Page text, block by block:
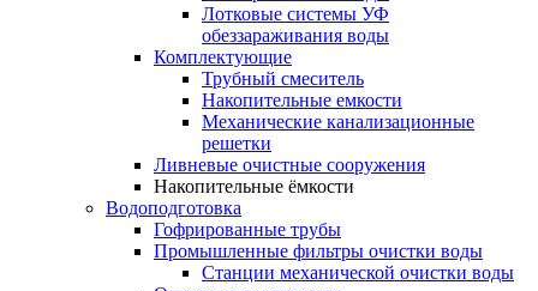
Лотковые системы УФ
обеззараживания воды
Комплектующие
Трубный смеситель
Накопительные емкости
Механические канализационные
решетки
Ливневые очистные сооружения
Накопительные ёмкости
Водоподготовка
Гофрированные трубы
Промышленные фильтры очистки воды
Станции механической очистки воды